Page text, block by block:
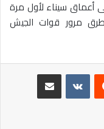
أعماق سيناء لأول مرة
إلى طرق مرور قوات الجيش
مشاركة عبر البريد